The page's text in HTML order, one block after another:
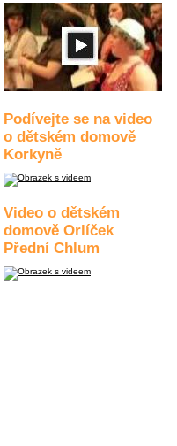
Podívejte se na video
o dětském domově
Korkyně
Video o dětském
domově Orlíček
Přední Chlum